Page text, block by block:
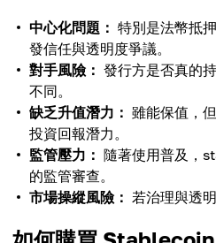
中心化問題： 特別是法幣抵
發信任與透明度爭議。
對手風險： 發行方是否真的
不同。
缺乏升值潛力： 雖能保值，
投資回報潛力。
監管壓力： 隨著使用普及，
的監管審查。
市場操縱風險： 若治理與透